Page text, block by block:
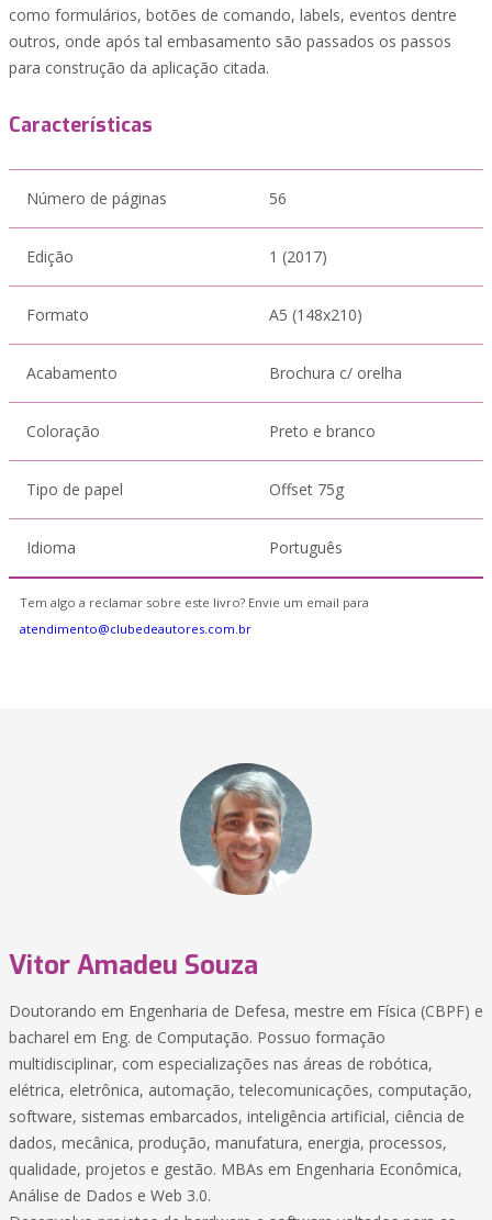
como formulários, botões de comando, labels, eventos dentre
outros, onde após tal embasamento são passados os passos
para construção da aplicação citada.
Características
Número de páginas 56
Edição 1 (2017)
Formato A5 (148x210)
Acabamento Brochura c/ orelha
Coloração Preto e branco
Tipo de papel Offset 75g
Idioma Português
Tem algo a reclamar sobre este livro? Envie um email para
atendimento@clubedeautores.com.br
Vitor Amadeu Souza
Doutorando em Engenharia de Defesa, mestre em Física (CBPF) e
bacharel em Eng. de Computação. Possuo formação
multidisciplinar, com especializações nas áreas de robótica,
elétrica, eletrônica, automação, telecomunicações, computação,
software, sistemas embarcados, inteligência artificial, ciência de
dados, mecânica, produção, manufatura, energia, processos,
qualidade, projetos e gestão. MBAs em Engenharia Econômica,
Análise de Dados e Web 3.0.